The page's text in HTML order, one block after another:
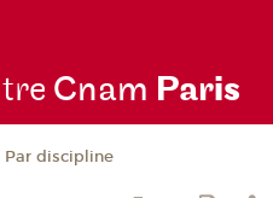
Cnam Paris
Par discipline